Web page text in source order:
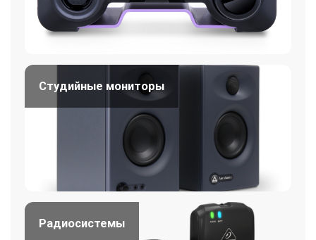
Студийные мониторы
Радиосистемы